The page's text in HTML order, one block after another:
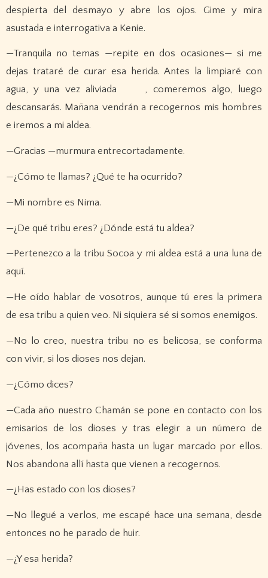
despierta del desmayo y abre los ojos. Gime y mira
asustada e interrogativa a Kenie.
—Tranquila no temas —repite en dos ocasiones— si me
dejas trataré de curar esa herida. Antes la limpiaré con
agua, y una vez aliviada , comeremos algo, luego
descansarás. Mañana vendrán a recogernos mis hombres
e iremos a mi aldea.
—Gracias —murmura entrecortadamente.
—¿Cómo te llamas? ¿Qué te ha ocurrido?
—Mi nombre es Nima.
—¿De qué tribu eres? ¿Dónde está tu aldea?
—Pertenezco a la tribu Socoa y mi aldea está a una luna de
aquí.
—He oído hablar de vosotros, aunque tú eres la primera
de esa tribu a quien veo. Ni siquiera sé si somos enemigos.
—No lo creo, nuestra tribu no es belicosa, se conforma
con vivir, si los dioses nos dejan.
—¿Cómo dices?
—Cada año nuestro Chamán se pone en contacto con los
emisarios de los dioses y tras elegir a un número de
jóvenes, los acompaña hasta un lugar marcado por ellos.
Nos abandona allí hasta que vienen a recogernos.
—¿Has estado con los dioses?
—No llegué a verlos, me escapé hace una semana, desde
entonces no he parado de huir.
—¿Y esa herida?